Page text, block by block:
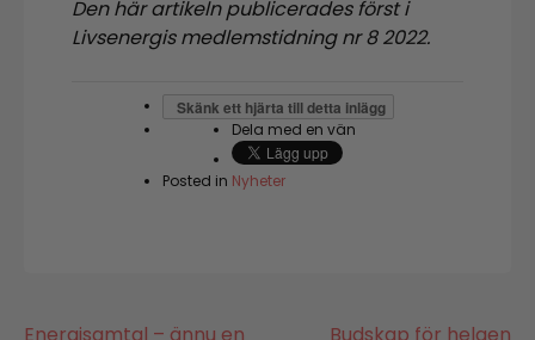
Den här artikeln publicerades först i
Livsenergis medlemstidning nr 8 2022.
Skänk ett hjärta till detta inlägg
Dela med en vän
Posted in Nyheter